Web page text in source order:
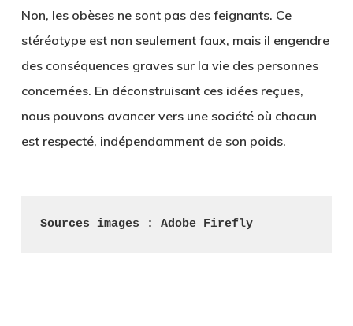
Non, les obèses ne sont pas des feignants. Ce
stéréotype est non seulement faux, mais il engendre
des conséquences graves sur la vie des personnes
concernées. En déconstruisant ces idées reçues,
nous pouvons avancer vers une société où chacun
est respecté, indépendamment de son poids.
Sources images : Adobe Firefly